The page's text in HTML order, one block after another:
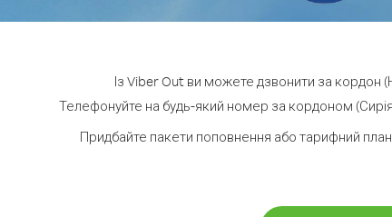
Із Viber Out ви можете дзвонити за кордон
Телефонуйте на будь-який номер за кордоном
Придбайте пакети поповнення або тарифний